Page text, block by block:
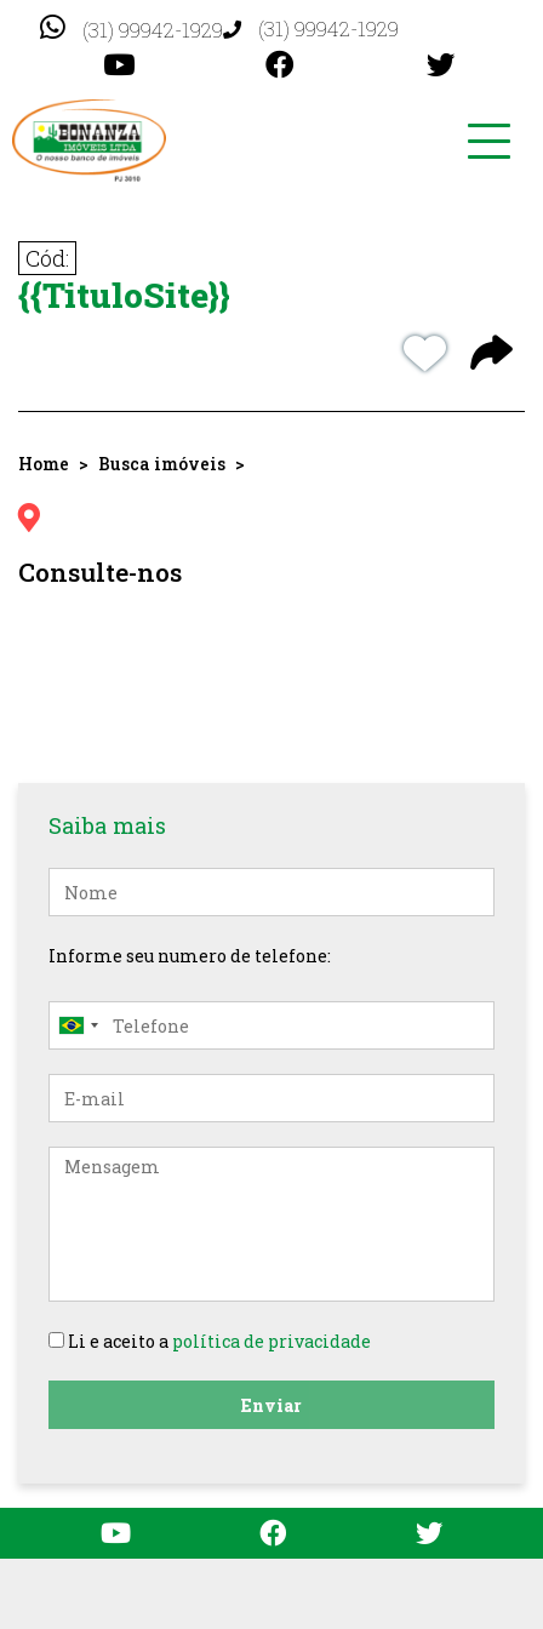
(31) 99942-1929 (31) 99942-1929
Cód:
{{TituloSite}}
Home Busca imóveis
Consulte-nos
Saiba mais
Nome
Informe seu numero de telefone:
E-
mail
Mensagem
Li e aceito a política de privacidade
Enviar